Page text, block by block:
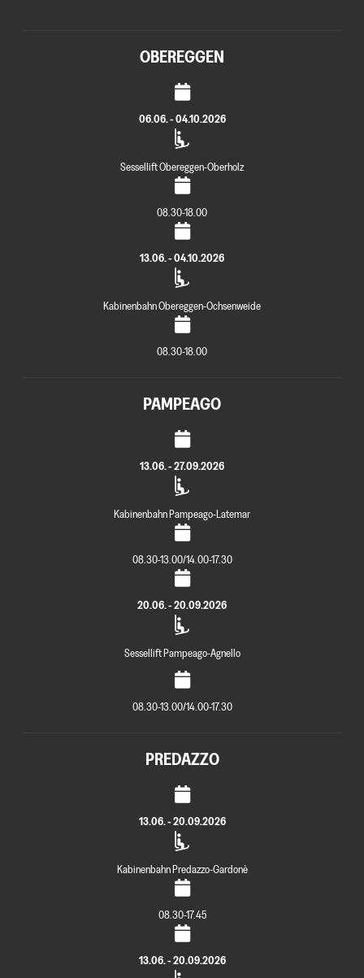
OBEREGGEN
06.06. - 04.10.2026
Sessellift Obereggen-Oberholz
08.30-18.00
13.06. - 04.10.2026
Kabinenbahn Obereggen-Ochsenweide
08.30-18.00
PAMPEAGO
13.06. - 27.09.2026
Kabinenbahn Pampeago-Latemar
08.30-13.00/14.00-17.30
20.06. - 20.09.2026
Sessellift Pampeago-Agnello
08.30-13.00/14.00-17.30
PREDAZZO
13.06. - 20.09.2026
Kabinenbahn Predazzo-Gardonè
08.30-17.45
13.06. - 20.09.2026